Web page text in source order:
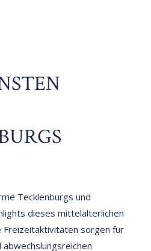
Tecklenburgs und
dieses mittelalterlichen
Freizeitaktivitäten sorgen für